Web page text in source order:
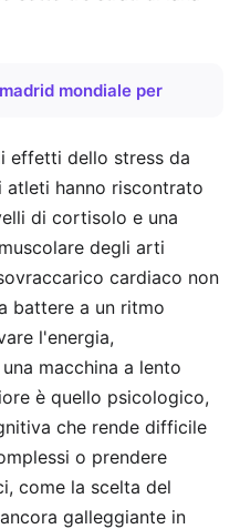
mondiale per
effetti dello stress da
atleti hanno riscontrato
di cortisolo e una
degli arti
cardiaco non
battere a un ritmo
l'energia,
macchina a lento
è quello psicologico,
che rende difficile
o prendere
come la scelta del
galleggiante in